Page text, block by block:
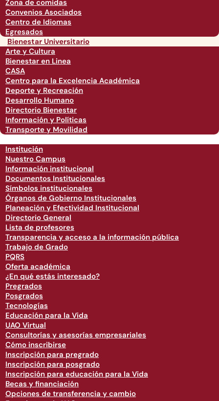
Zona de comidas
Convenios Asociados
Centro de Idiomas
Egresados
Bienestar Universitario
Arte y Cultura
Bienestar en Linea
CASA
Centro para la Excelencia Académica
Deporte y Recreación
Desarrollo Humano
Directorio Bienestar
Información y Políticas
Transporte y Movilidad
Institución
Nuestro Campus
Información institucional
Documentos Institucionales
Símbolos institucionales
Órganos de Gobierno Institucionales
Planeación y Efectividad Institucional
Directorio General
Lista de profesores
Transparencia y acceso a la información pública
Trabajo de Grado
PQRS
Oferta académica
¿En qué estás interesado?
Pregrados
Posgrados
Tecnologías
Educación para la Vida
UAO Virtual
Consultorías y asesorías empresariales
Cómo inscribirse
Inscripción para pregrado
Inscripción para posgrado
Inscripción para educación para la Vida
Becas y financiación
Opciones de transferencia y cambio